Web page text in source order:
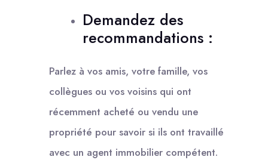
Demandez des
recommandations :
Parlez à vos amis, votre famille, vos
collègues ou vos voisins qui ont
récemment acheté ou vendu une
propriété pour savoir si ils ont travaillé
avec un agent immobilier compétent.